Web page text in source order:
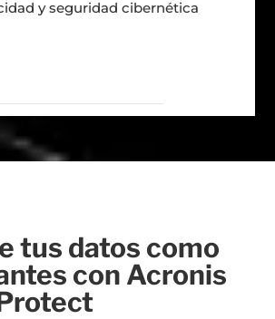
y seguridad cibernética
tus datos como
con Acronis